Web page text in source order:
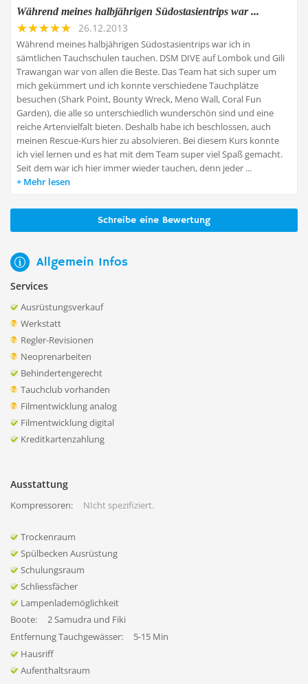
Während meines halbjährigen Südostasientrips war ...
26.12.2013
Während meines halbjährigen Südostasientrips war ich in
sämtlichen Tauchschulen tauchen. DSM DIVE auf Lombok und Gili
Trawangan war von allen die Beste. Das Team hat sich super um
mich gekümmert und ich konnte verschiedene Tauchplätze
besuchen (Shark Point, Bounty Wreck, Meno Wall, Coral Fun
Garden), die alle so unterschiedlich wunderschön sind und eine
reiche Artenvielfalt bieten. Deshalb habe ich beschlossen, auch
meinen Rescue-Kurs hier zu absolvieren. Bei diesem Kurs konnte
ich viel lernen und es hat mit dem Team super viel Spaß gemacht.
Seit dem war ich hier immer wieder tauchen, denn jeder ...
Mehr lesen
Schreibe eine Bewertung
Allgemein Infos
Services
Ausrüstungsverkauf
Werkstatt
Regler-Revisionen
Neoprenarbeiten
Behindertengerecht
Tauchclub vorhanden
Filmentwicklung analog
Filmentwicklung digital
Kreditkartenzahlung
Ausstattung
Kompressoren: NIcht spezifiziert.
Trockenraum
Spülbecken Ausrüstung
Schulungsraum
Schliessfächer
Lampenlademöglichkeit
Boote:
2 Samudra und Fiki
Entfernung Tauchgewässer:
5-15 Min
Hausriff
Aufenthaltsraum